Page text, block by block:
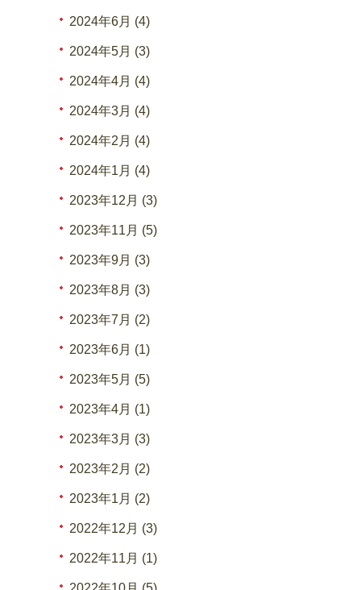
2024年6月 (4)
2024年5月 (3)
2024年4月 (4)
2024年3月 (4)
2024年2月 (4)
2024年1月 (4)
2023年12月 (3)
2023年11月 (5)
2023年9月 (3)
2023年8月 (3)
2023年7月 (2)
2023年6月 (1)
2023年5月 (5)
2023年4月 (1)
2023年3月 (3)
2023年2月 (2)
2023年1月 (2)
2022年12月 (3)
2022年11月 (1)